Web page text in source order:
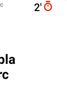
2′